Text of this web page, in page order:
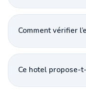
Comment vérifier
Ce hotel propose-